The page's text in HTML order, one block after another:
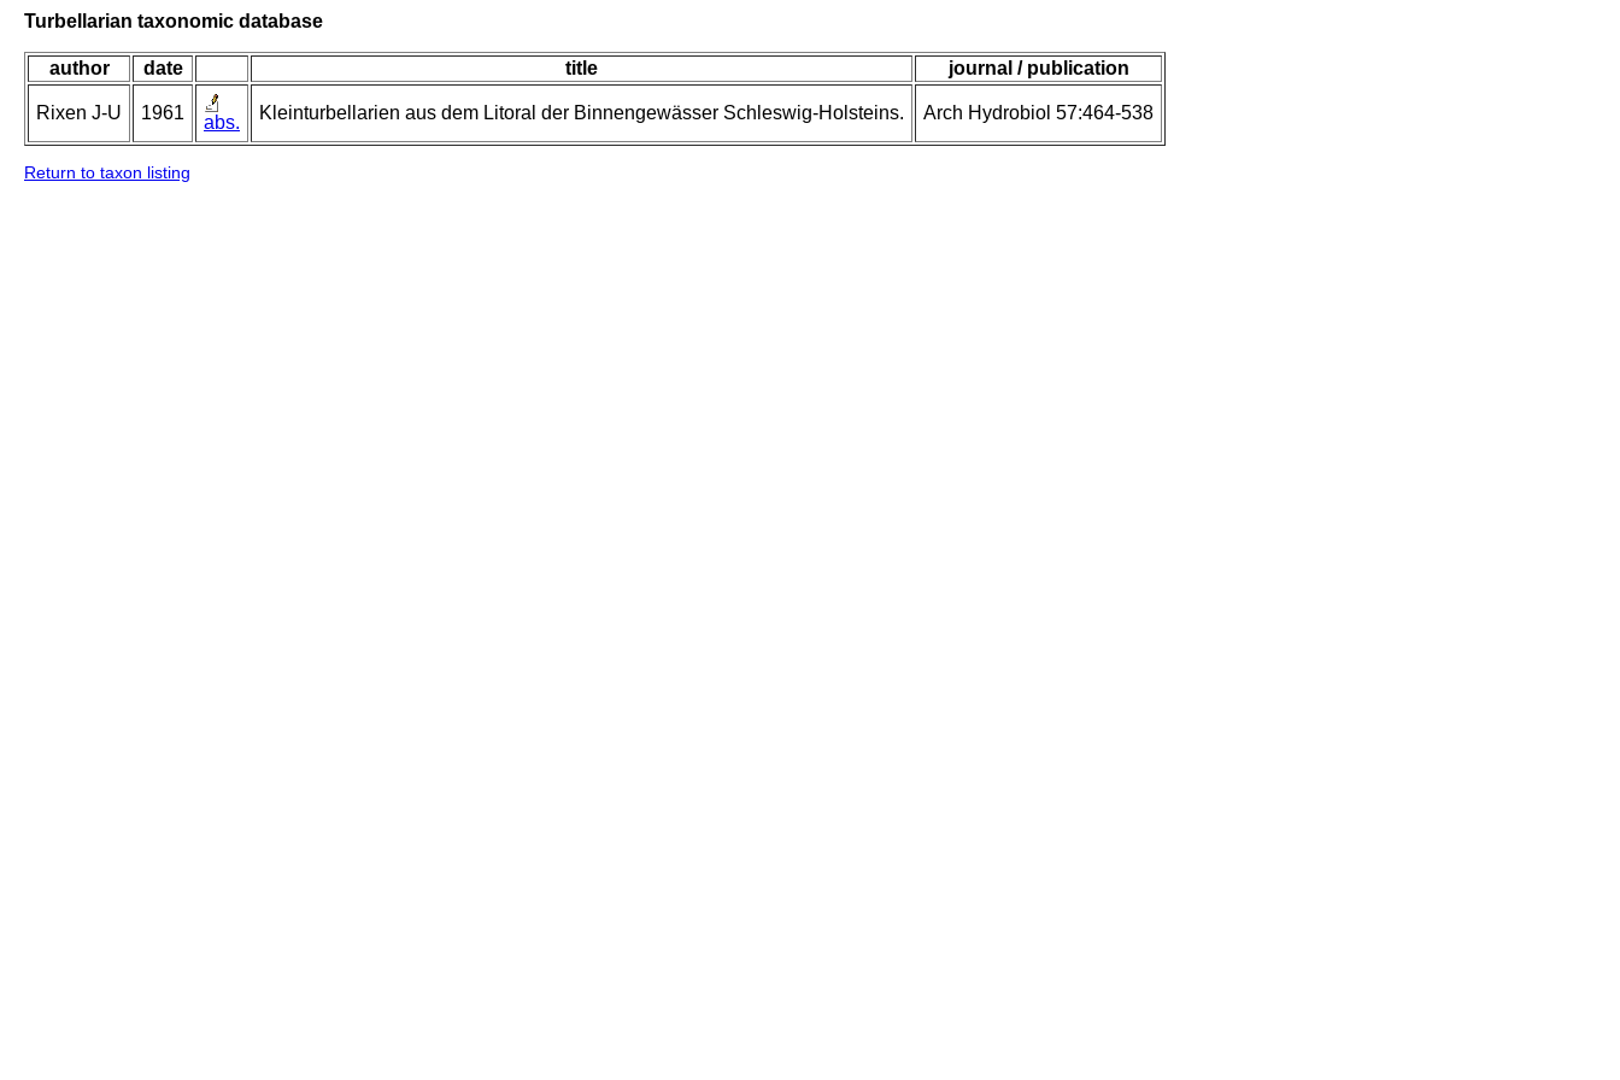
Turbellarian taxonomic database
author date title journal / publication
Rixen J-U 1961 abs. Kleinturbellarien aus dem Litoral der Binnengewässer Schleswig-Holsteins. Arch Hydrobiol 57:464-538
Return to taxon listing